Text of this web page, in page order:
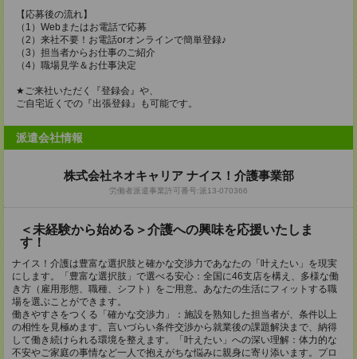
【応募後の流れ】
（1）Webまたはお電話で応募
（2）来社不要！お電話orオンラインで簡単登録♪
（3）担当者からお仕事のご紹介
（4）職場見学＆お仕事決定
★ご来社いただく『登録会』や、
ご自宅近くでの『出張登録』も可能です。
派遣会社情報
株式会社ネオキャリア ナイス！介護事業部
労働者派遣事業許可番号:派13-070366
＜未経験から始める＞介護への興味を応援いたしま
す！
ナイス！介護は豊富な選択肢と確かな交渉力であなたの「叶えたい」を現実
にします。「豊富な選択肢」で選べる安心：全国に46支店を構え、多様な働
き方（雇用形態、職種、シフト）をご用意。あなたの生活にフィットする職
場を選ぶことができます。
働きやすさをつくる「確かな交渉力」：施設を熟知した担当者が、条件以上
の相性を見極めます。言いづらい条件交渉から就業後の課題解決まで、納得
して働き続けられる環境を整えます。「叶えたい」への深い理解：体力的な
不安やご家庭の事情など一人で抱えがちな悩みに親身に寄り添います。プロ